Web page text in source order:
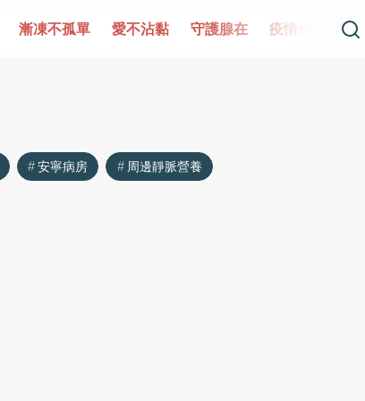
漸凍不孤單 愛不沾黏 守護腺在 疫情保衛戰
安寧病房 周邊靜脈營養